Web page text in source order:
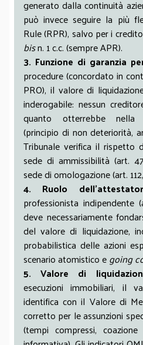
generato dalla continuità
può invece seguire la più
Rule (RPR), salvo per i
bisn. 1 c.c. (sempre APR).
3. Funzione di garanzia
procedure (concordato in
PRO), il valore di
inderogabile: nessun
quanto otterrebbe nella
(principio di non deteriorità,
Tribunale verifica il rispetto
sede di ammissibilità (art.
sede di omologazione (art.
4. Ruolo
professionista indipendente
deve necessariamente
del valore di liquidazione,
probabilistica delle azioni
scenario atomistico egoing
5. Valore di
esecuzioni immobiliari, il
identifica con il Valore di
corretto per le assunzioni
(tempi compressi,